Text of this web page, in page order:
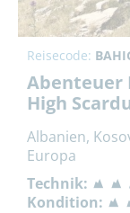
Reisecode:
Abenteuer
High
Albanien,
Europa
Technik:
Kondition: